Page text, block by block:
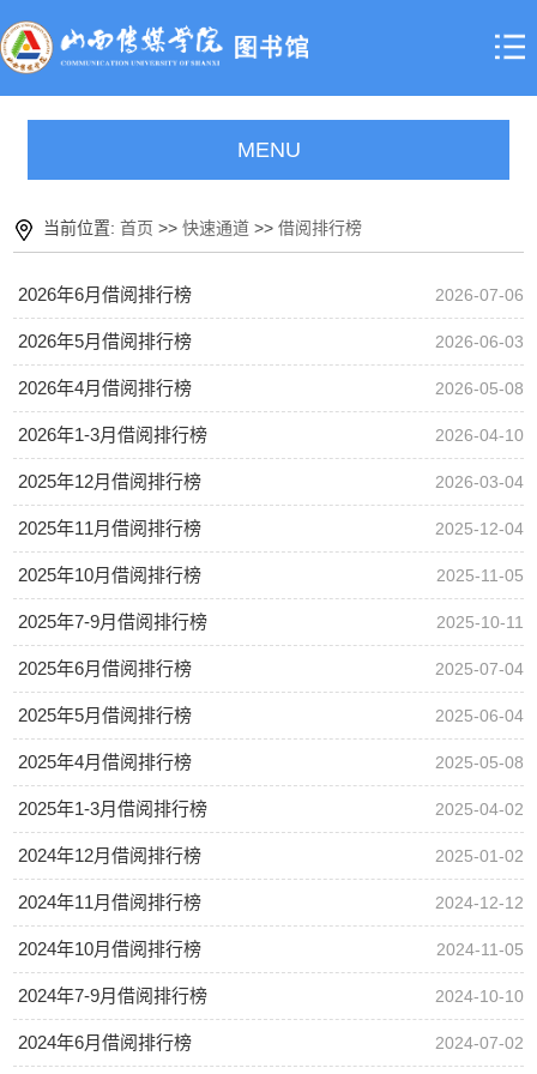
MENU
当前位置:首页 >>快速通道 >>借阅排行榜
2026-07-06
2026年6月借阅排行榜
2026-06-03
2026年5月借阅排行榜
2026-05-08
2026年4月借阅排行榜
2026-04-10
2026年1-3月借阅排行榜
2026-03-04
2025年12月借阅排行榜
2025-12-04
2025年11月借阅排行榜
2025-11-05
2025年10月借阅排行榜
2025-10-11
2025年7-9月借阅排行榜
2025-07-04
2025年6月借阅排行榜
2025-06-04
2025年5月借阅排行榜
2025-05-08
2025年4月借阅排行榜
2025-04-02
2025年1-3月借阅排行榜
2025-01-02
2024年12月借阅排行榜
2024-12-12
2024年11月借阅排行榜
2024-11-05
2024年10月借阅排行榜
2024-10-10
2024年7-9月借阅排行榜
2024-07-02
2024年6月借阅排行榜